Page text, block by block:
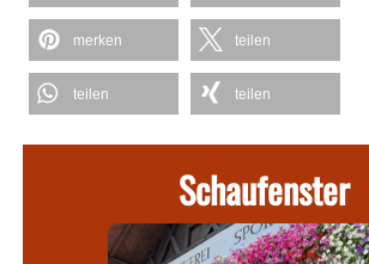
merken teilen
teilen teilen
Schaufenster